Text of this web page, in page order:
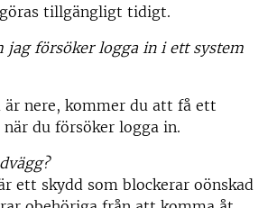
tillgängligt tidigt.
jag försöker logga in i ett system
är nere, kommer du att få ett
du försöker logga in.
ett skydd som blockerar oönskad